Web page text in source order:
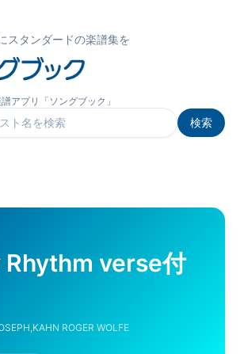
スタンダードの楽譜集を
アプリ「ソングブック」
検索
verse付
ROGER WOLFE